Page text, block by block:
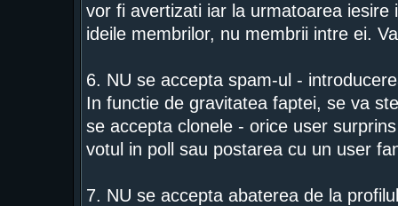
vor fi avertizati iar la urmatoarea
ideile membrilor, nu membrii intre ei.
6. NU se accepta spam-ul -
In functie de gravitatea faptei, se va
se accepta clonele - orice user
votul in poll sau postarea cu un user
7. NU se accepta abaterea de la